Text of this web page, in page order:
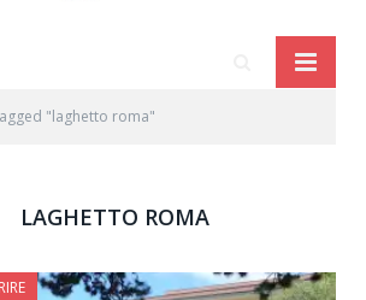
"laghetto roma"
LAGHETTO ROMA